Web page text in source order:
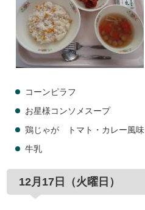
コーンピラフ
お星様コンソメスープ
鶏じゃが トマト・カレー風味
牛乳
12月17日（火曜日）